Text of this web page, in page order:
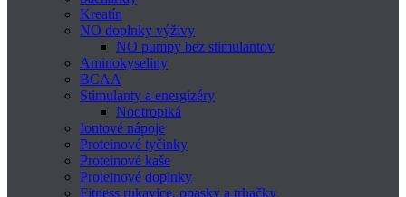
Kreatín
NO doplnky výživy
NO pumpy bez stimulantov
Aminokyseliny
BCAA
Stimulanty a energizéry
Nootropiká
Iontové nápoje
Proteinové tyčinky
Proteinové kaše
Proteinové doplnky
Fitness rukavice, opasky a trhačky